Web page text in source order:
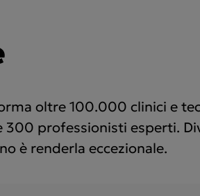
oltre 100.000 clinici e
professionisti esperti.
è renderla eccezionale.